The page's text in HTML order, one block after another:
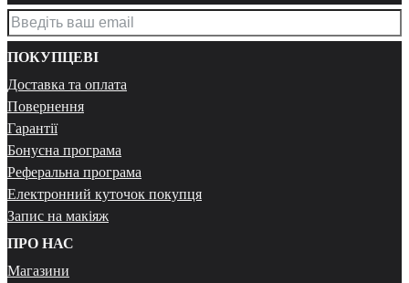
ПОКУПЦЕВІ
Доставка та оплата
Повернення
Гарантії
Бонусна програма
Реферальна програма
Електронний куточок покупця
Запис на макіяж
ПРО НАС
Магазини